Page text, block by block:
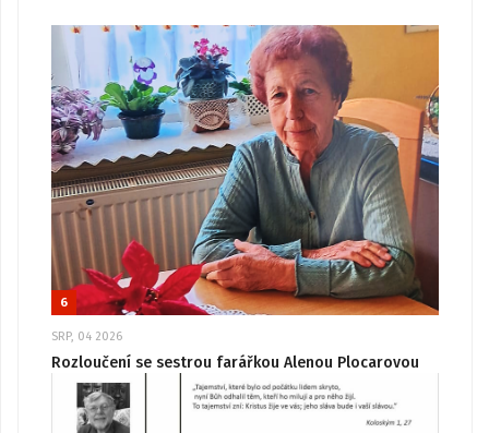
6
SRP, 04 2026
Rozloučení se sestrou farářkou Alenou Plocarovou